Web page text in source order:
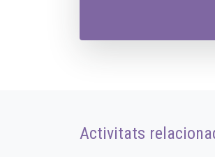
Activitats